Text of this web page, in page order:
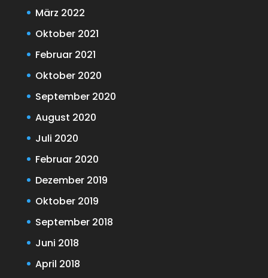
März 2022
Oktober 2021
Februar 2021
Oktober 2020
September 2020
August 2020
Juli 2020
Februar 2020
Dezember 2019
Oktober 2019
September 2018
Juni 2018
April 2018